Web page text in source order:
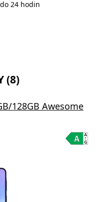
24 hodin
(8)
128GB Awesome